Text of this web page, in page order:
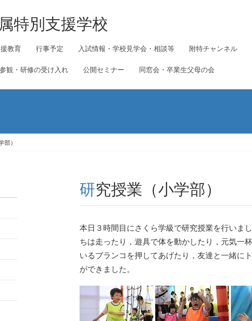
特別支援学校
教育 行事予定 入試情報・学校見学会・相談等 附特チャンネル
観・研修の受け入れ 公開セミナー 同窓会・卒業生父母の会
部）
研究授業（小学部）
本日３時間目にさくら学級で研究授業を行いま
ちは走ったり，遊具で体を動かしたり，元気一
いるブランコを押してあげたり，友達と一緒に
ができました。